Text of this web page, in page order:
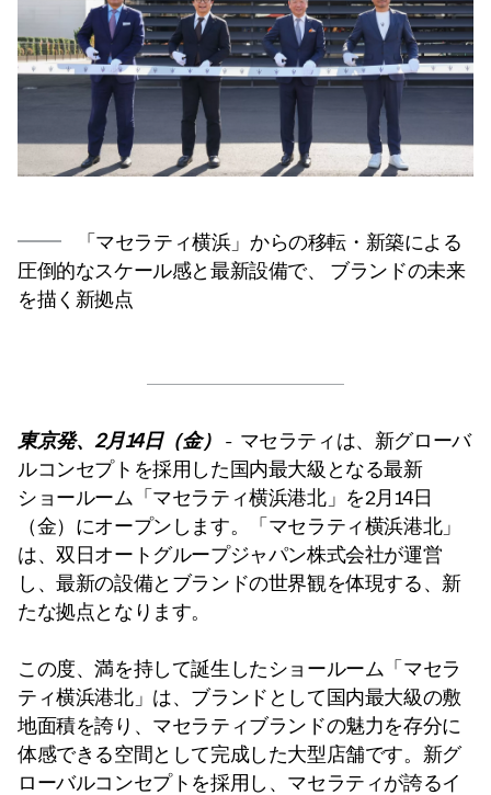
「マセラティ横浜」からの移転・新築による
圧倒的なスケール感と最新設備で、 ブランドの未来
を描く新拠点
東京発、2月14日（金） - マセラティは、新グローバ
ルコンセプトを採用した国内最大級となる最新
ショールーム「マセラティ横浜港北」を2月14日
（金）にオープンします。「マセラティ横浜港北」
は、双日オートグループジャパン株式会社が運営
し、最新の設備とブランドの世界観を体現する、新
たな拠点となります。
この度、満を持して誕生したショールーム「マセラ
ティ横浜港北」は、ブランドとして国内最大級の敷
地面積を誇り、マセラティブランドの魅力を存分に
体感できる空間として完成した大型店舗です。新グ
ローバルコンセプトを採用し、マセラティが誇るイ